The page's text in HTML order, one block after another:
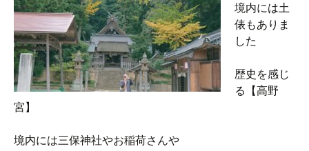
境内には土
俵もありま
した
歴史を感じ
る【高野
宮】
境内には三保神社やお稲荷さんや